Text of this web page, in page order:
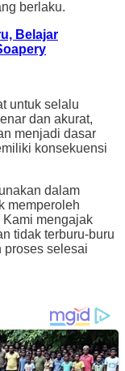
berlaku.
Belajar
untuk selalu
dan akurat,
menjadi dasar
konsekuensi
dalam
memperoleh
Kami mengajak
tidak terburu-buru
proses selesai